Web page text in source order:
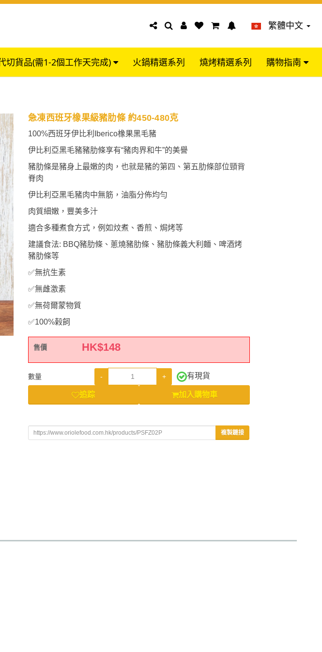
繁體中文
切貨品(需1-2個工作天完成) 火鍋精選系列 燒烤精選系列 購物指南
急凍西班牙橡果級豬肋條 約450-480克
100%西班牙伊比利Iberico橡果黑毛豬
伊比利亞黑毛豬豬肋條享有“豬肉界和牛”的美譽
豬肋條是豬身上最嫩的肉，也就是豬的第四、第五肋條部位頸背
脊肉
伊比利亞黑毛豬肉中無筋，油脂分佈均勻
肉質細嫩，豐美多汁
適合多種煮食方式，例如炆煮、香煎、焗烤等
建議食法: BBQ豬肋條、蔥燒豬肋條、豬肋條義大利麵、啤酒烤
豬肋條等
✅無抗生素
✅無雌激素
✅無荷爾蒙物質
✅100%榖飼
售價 HK$148
數量 - + 有現貨
追踪 加入購物車
複製鏈接